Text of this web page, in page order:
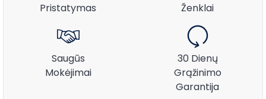
Pristatymas
Ženklai
Saugūs
Mokėjimai
30 Dienų
Grąžinimo
Garantija